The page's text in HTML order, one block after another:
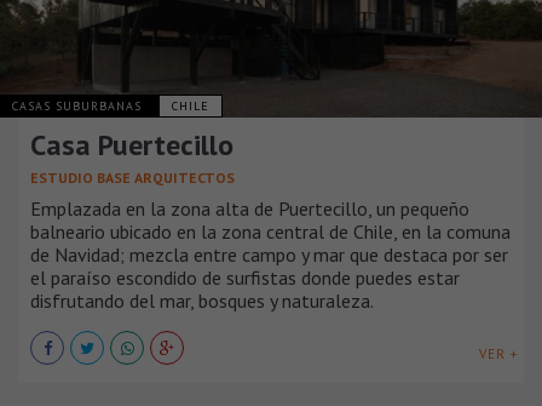
CASAS SUBURBANAS CHILE
Casa Puertecillo
ESTUDIO BASE ARQUITECTOS
Emplazada en la zona alta de Puertecillo, un pequeño
balneario ubicado en la zona central de Chile, en la comuna
de Navidad; mezcla entre campo y mar que destaca por ser
el paraíso escondido de surfistas donde puedes estar
disfrutando del mar, bosques y naturaleza.
VER +